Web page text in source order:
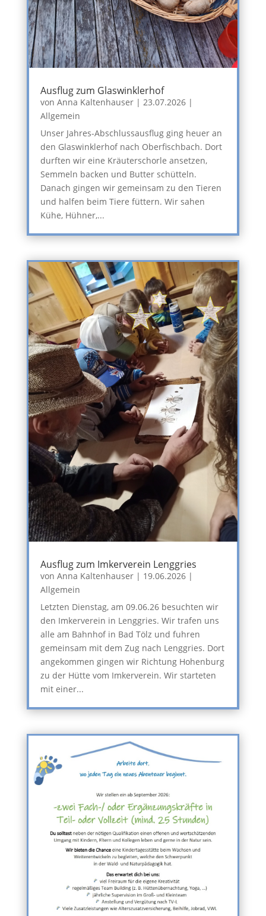
Ausflug zum Glaswinklerhof
von Anna Kaltenhauser| 23.07.2026|
Allgemein
Unser Jahres-Abschlussausflug ging heuer an
den Glaswinklerhof nach Oberfischbach. Dort
durften wir eine Kräuterschorle ansetzen,
Semmeln backen und Butter schütteln.
Danach gingen wir gemeinsam zu den Tieren
und halfen beim Tiere füttern. Wir sahen
Kühe, Hühner,...
Ausflug zum Imkerverein Lenggries
von Anna Kaltenhauser| 19.06.2026|
Allgemein
Letzten Dienstag, am 09.06.26 besuchten wir
den Imkerverein in Lenggries. Wir trafen uns
alle am Bahnhof in Bad Tölz und fuhren
gemeinsam mit dem Zug nach Lenggries. Dort
angekommen gingen wir Richtung Hohenburg
zu der Hütte vom Imkerverein. Wir starteten
mit einer...